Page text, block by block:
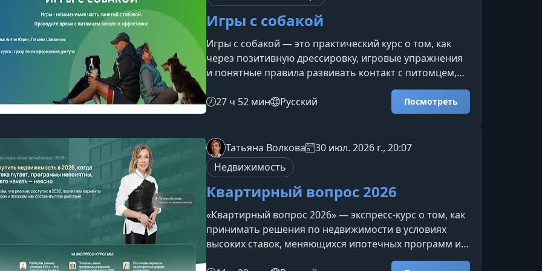
Игры с собакой
Игры с собакой — это практический курс о том, как
через позитивную дрессировку, игровые упражнения
и понятные правила развивать контакт с питомцем,
давать ему умственную и физическую нагрузку,
повышать мотивацию к обучению и делать прогулки
интереснее.О курсеСобака, которая знакома с
работу, быстрее адаптируется к новым ситуациям и
лучше понимает, как взаимодействовать с человеком.
Игра помогает не то
27 ч 52 мин Русский Посмотреть
Татьяна Волкова
30 июл. 2026 г., 20:07
Недвижимость
Квартирный вопрос 2026
«Квартирный вопрос 2026» — экспресс-курс о том, как
принимать решения по недвижимости в условиях
высоких ставок, меняющихся ипотечных программ и
неопределённости на рынке. Вы разберёте реальные